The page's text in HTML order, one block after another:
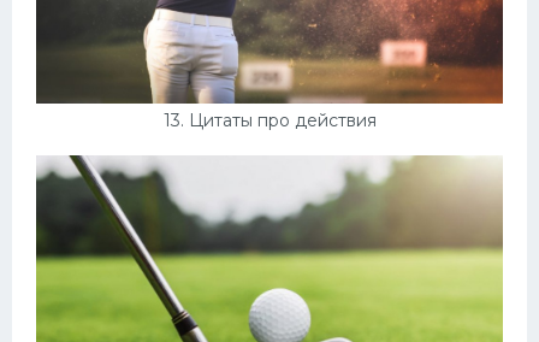
13. Цитаты про действия